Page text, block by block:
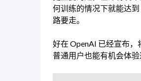
何训练的情况下就能达
路要走。
好在 OpenAI 已经宣布
普通用户也能有机会体验